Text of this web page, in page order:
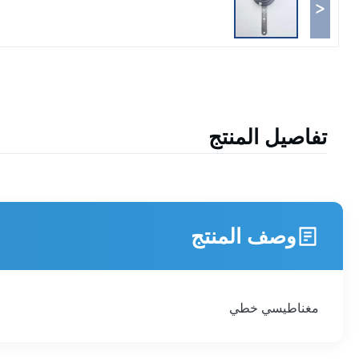
<
تفاصيل المنتج
وصف المنتج
مغناطيسي خطي